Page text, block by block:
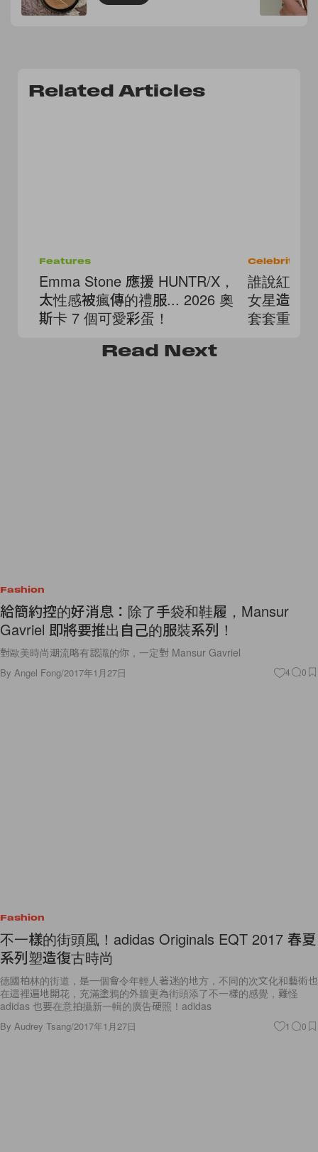
Related Articles
Features
Emma Stone 應援 HUNTR/X，
太性感被瘋傳的禮服... 2026 奧
斯卡 7 個可愛彩蛋！
Celebrities
誰說紅毯
女星造型
套套重看
Read Next
Fashion
給簡約控的好消息：除了手袋和鞋履，Mansur
Gavriel 即將要推出自己的服裝系列！
對歐美時尚潮流略有認識的你，一定對 Mansur Gavriel
By Angel Fong/2017年1月27日 4 0
Fashion
不一樣的街頭風！adidas Originals EQT 2017 春夏
系列塑造復古時尚
德國柏林的街道，是一個會令年輕人著迷的地方，不同的次文化和藝術也
在這裡遍地開花，充滿塗鴉的外牆更為街頭添了不一樣的感覺，難怪
adidas 也要在意拍攝新一輯的廣告硬照！adidas
By Audrey Tsang/2017年1月27日 1 0